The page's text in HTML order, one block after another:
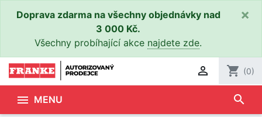
Doprava zdarma na všechny objednávky nad
3 000 Kč.
Všechny probíhající akce najdete zde.
×
 shopping_cart (0)
 MENU search